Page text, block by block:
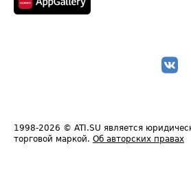
1998-2026 © ATI.SU является
торговой маркой. Об авторских правах